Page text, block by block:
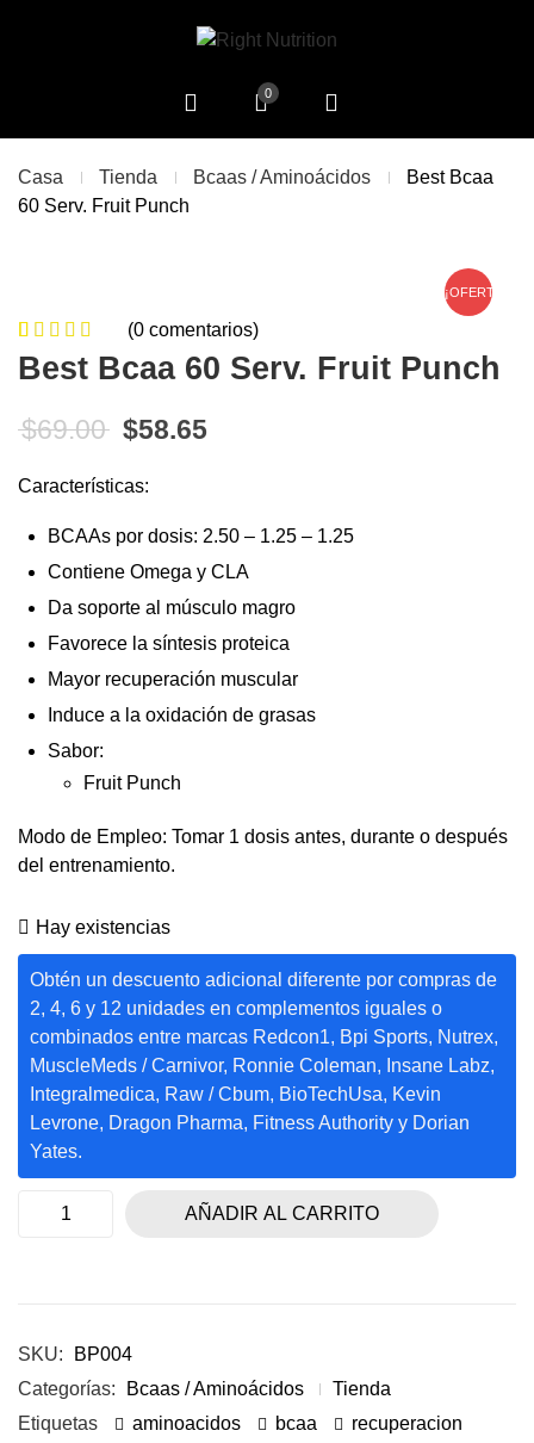
0
Casa Tienda Bcaas / Aminoácidos
Best Bcaa
60 Serv. Fruit Punch
¡OFERTA!
0de
5
0
customer
ratings
(0 comentarios)
Best Bcaa 60 Serv. Fruit Punch
$69.00 El precio original era: $69.00.
$58.65El precio actual es:
Características:
BCAAs por dosis: 2.50 – 1.25 – 1.25
Contiene Omega y CLA
Da soporte al músculo magro
Favorece la síntesis proteica
Mayor recuperación muscular
Induce a la oxidación de grasas
Sabor:
Fruit Punch
Modo de Empleo: Tomar 1 dosis antes, durante o después
del entrenamiento.
Hay existencias
Obtén un descuento adicional diferente por compras de
2, 4, 6 y 12 unidades en complementos iguales o
combinados entre marcas Redcon1, Bpi Sports, Nutrex,
MuscleMeds / Carnivor, Ronnie Coleman, Insane Labz,
Integralmedica, Raw / Cbum, BioTechUsa, Kevin
Levrone, Dragon Pharma, Fitness Authority y Dorian
Yates.
AÑADIR AL CARRITO
SKU:
BP004
Categorías:
Bcaas / Aminoácidos
Tienda
Etiquetas
aminoacidos bcaa
recuperacion